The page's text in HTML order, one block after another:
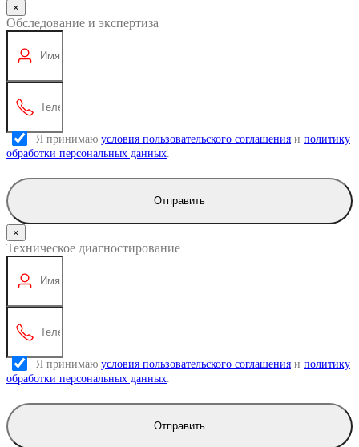
×
Обследование и экспертиза
Я принимаю условия пользовательского соглашения и политику
обработки персональных данных
Отправить
×
Техническое диагностирование
Я принимаю условия пользовательского соглашения и политику
обработки персональных данных
Отправить